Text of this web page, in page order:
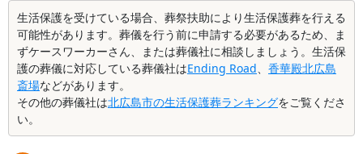
生活保護を受けている場合、葬祭扶助により生活保護葬を行える
可能性があります。葬儀を行う前に申請する必要があるため、ま
ずケースワーカーさん、または葬儀社に相談しましょう。生活保
護の葬儀に対応している葬儀社はEnding Road、 香華殿北広島
斎場などがあります。
その他の葬儀社は北広島市の生活保護葬ランキングをご覧くださ
い。